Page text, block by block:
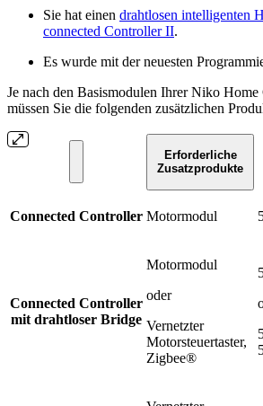
Sie hat einen drahtlosen intelligenten
connected Controller II.
Es wurde mit der neuesten
Je nach den Basismodulen Ihrer Niko
müssen Sie die folgenden zusätzlichen
Erforderliche
Zusatzprodukte
Connected Controller Motormodul
Connected Controller
mit drahtloser Bridge
Motormodul
oder
Vernetzter
Motorsteuertaster,
Zigbee®